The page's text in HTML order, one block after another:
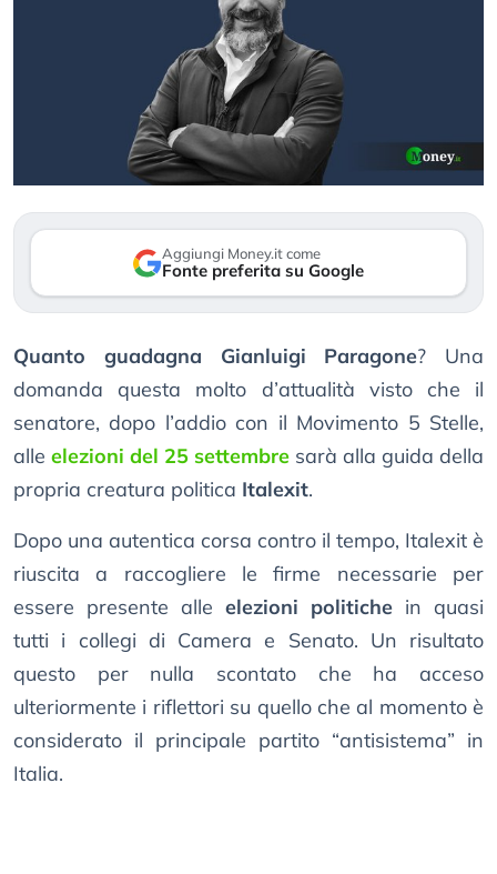
Aggiungi Money.it come
Fonte preferita su Google
Quanto guadagna Gianluigi Paragone? Una
domanda questa molto d’attualità visto che il
senatore, dopo l’addio con il Movimento 5 Stelle,
alle elezioni del 25 settembre sarà alla guida della
propria creatura politica Italexit.
Dopo una autentica corsa contro il tempo, Italexit è
riuscita a raccogliere le firme necessarie per
essere presente alle elezioni politiche in quasi
tutti i collegi di Camera e Senato. Un risultato
questo per nulla scontato che ha acceso
ulteriormente i riflettori su quello che al momento è
considerato il principale partito “antisistema” in
Italia.